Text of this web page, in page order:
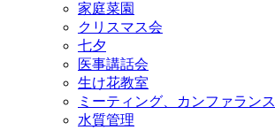
家庭菜園
クリスマス会
七夕
医事講話会
生け花教室
ミーティング、カンファランス
水質管理